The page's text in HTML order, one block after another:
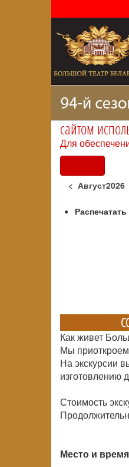
сайтом
Для
< Август2026
Распечатать
Как живет
Мы
На экскурсии
изготовлению
Стоимость
Место и